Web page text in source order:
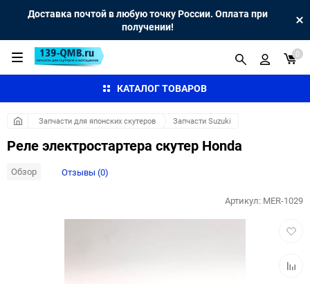
Доставка почтой в любую точку России. Оплата при
получении!
КАТАЛОГ ТОВАРОВ
0
Запчасти для японских скутеров Запчасти Suzuki
Реле электростартера скутер Honda
Обзор Отзывы (0)
Артикул: MER-1029